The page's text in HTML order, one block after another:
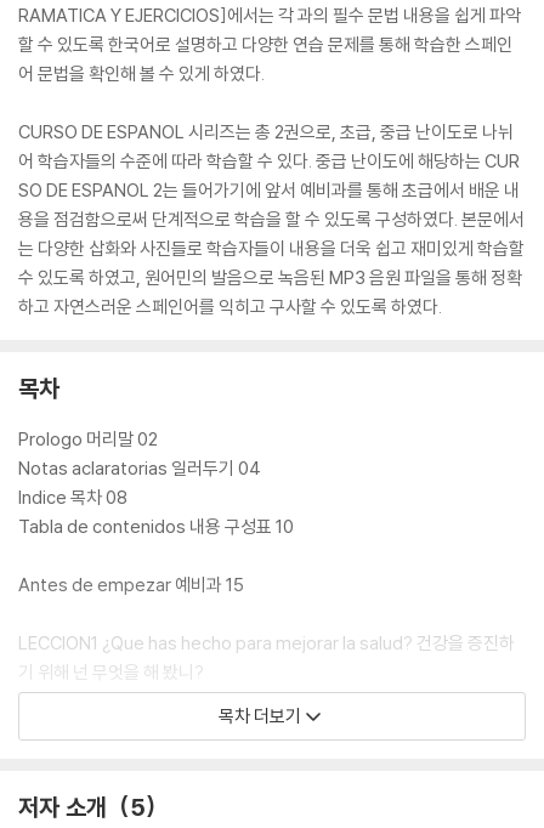
RAMATICA Y EJERCICIOS]에서는 각 과의 필수 문법 내용을 쉽게 파악
할 수 있도록 한국어로 설명하고 다양한 연습 문제를 통해 학습한 스페인
어 문법을 확인해 볼 수 있게 하였다.
CURSO DE ESPANOL 시리즈는 총 2권으로, 초급, 중급 난이도로 나뉘
어 학습자들의 수준에 따라 학습할 수 있다. 중급 난이도에 해당하는 CUR
SO DE ESPANOL 2는 들어가기에 앞서 예비과를 통해 초급에서 배운 내
용을 점검함으로써 단계적으로 학습을 할 수 있도록 구성하였다. 본문에서
는 다양한 삽화와 사진들로 학습자들이 내용을 더욱 쉽고 재미있게 학습할
수 있도록 하였고, 원어민의 발음으로 녹음된 MP3 음원 파일을 통해 정확
하고 자연스러운 스페인어를 익히고 구사할 수 있도록 하였다.
목차
Prologo 머리말 02
Notas aclaratorias 일러두기 04
Indice 목차 08
Tabla de contenidos 내용 구성표 10
Antes de empezar 예비과 15
LECCION1 ¿Que has hecho para mejorar la salud? 건강을 증진하
기 위해 넌 무엇을 해 봤니?
· Temas y Actividades 26
· Vocabulario y Expresiones 34
LECCION2 ¿Que estas haciendo ahora? 너 지금 뭐 하는 중이니?
목차 더보기
저자 소개 5